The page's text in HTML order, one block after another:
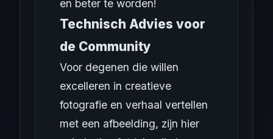
en beter te worden!
Technisch Advies voor
de Community
Voor degenen die willen
excelleren in creatieve
fotografie en verhaal vertellen
met een afbeelding, zijn hier